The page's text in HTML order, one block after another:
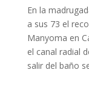
En la
a sus 73 el
Manyoma en
el canal radial
salir del baño